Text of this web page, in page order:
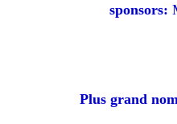
sponsors:
Plus grand